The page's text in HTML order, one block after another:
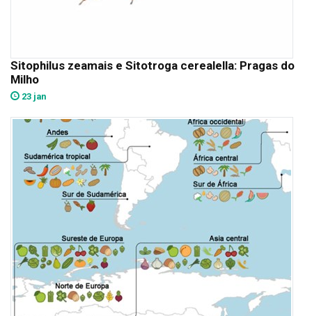
Sitophilus zeamais e Sitotroga cerealella: Pragas do
Milho
23 jan